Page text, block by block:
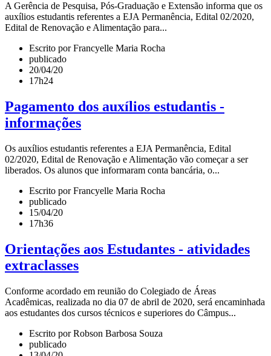
A Gerência de Pesquisa, Pós-Graduação e Extensão informa que os
auxílios estudantis referentes a EJA Permanência, Edital 02/2020,
Edital de Renovação e Alimentação para...
Escrito por Francyelle Maria Rocha
publicado
20/04/20
17h24
Pagamento dos auxílios estudantis -
informações
Os auxílios estudantis referentes a EJA Permanência, Edital
02/2020, Edital de Renovação e Alimentação vão começar a ser
liberados. Os alunos que informaram conta bancária, o...
Escrito por Francyelle Maria Rocha
publicado
15/04/20
17h36
Orientações aos Estudantes - atividades
extraclasses
Conforme acordado em reunião do Colegiado de Áreas
Acadêmicas, realizada no dia 07 de abril de 2020, será encaminhada
aos estudantes dos cursos técnicos e superiores do Câmpus...
Escrito por Robson Barbosa Souza
publicado